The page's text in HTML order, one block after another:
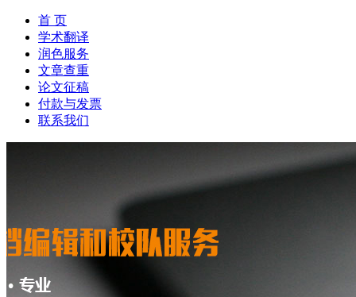
首 页
学术翻译
润色服务
文章查重
论文征稿
付款与发票
联系我们